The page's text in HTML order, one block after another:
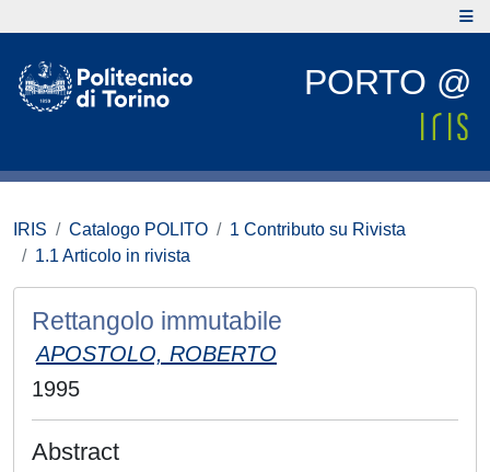
PORTO @
IRIS Catalogo POLITO
1 Contributo su Rivista
1.1 Articolo in rivista
Rettangolo immutabile
APOSTOLO, ROBERTO
1995
Abstract